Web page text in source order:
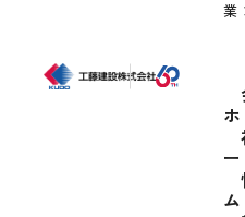
業
ホ
ー
ム